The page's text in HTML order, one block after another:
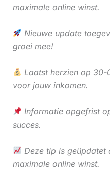
maximale online winst.
Nieuwe update
groei mee!
Laatst herzien op 30-
voor jouw inkomen.
Informatie opgefrist
succes.
Deze tip is
maximale online winst.